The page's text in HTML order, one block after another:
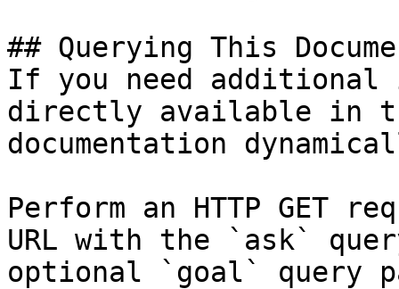
## Querying This
If you need
directly available in
documentation
Perform an HTTP GET
URL with the `ask`
optional `goal` query